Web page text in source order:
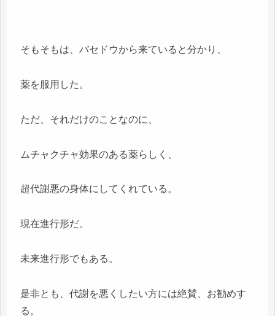
そもそもは、バセドウから来ていると分かり、
薬を服用した。
ただ、それだけのことなのに、
ムチャクチャ効果のある薬らしく、
超代謝悪の身体にしてくれている。
現在進行形だ。
未来進行形でもある。
是非とも、代謝を悪くしたい方には絶賛、お勧めす
る。